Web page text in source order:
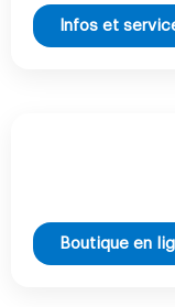
Infos et
Boutique en